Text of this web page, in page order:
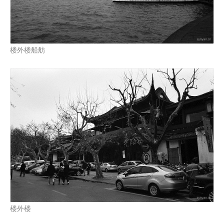
楼外楼船舫
楼外楼